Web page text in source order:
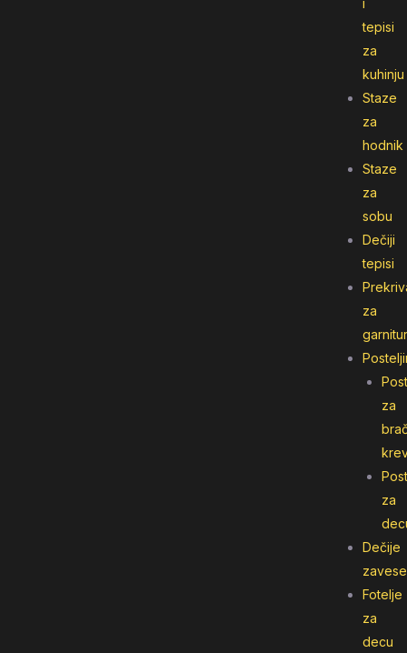
i
tepisi
za
kuhinju
Staze
za
hodnik
Staze
za
sobu
Dečiji
tepisi
za
za
za
Dečije
zavese
Fotelje
za
decu